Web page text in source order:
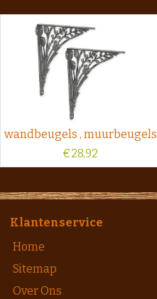
wandbeugels , muurbeugels
€28,92
Klantenservice
Home
Sitemap
Over Ons